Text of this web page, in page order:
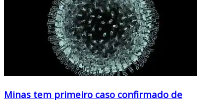
Minas tem primeiro caso confirmado de